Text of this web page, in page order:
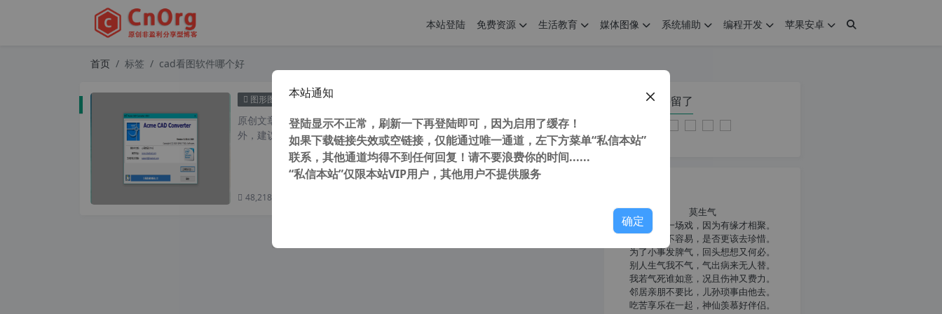
本站登陆 免费资源 生活教育 媒体图像 系统辅助 编程开发 苹果安卓
首页 标签 cad看图软件哪个好
图形图像 Acme CAD Converter 2023 8.10.6.1560 汉化中文版 小巧CAD看图软件 支持批量转换
原创文章，转载请注明： 转载自cnorg.12hp.de 注意：由于网站空间位于国
外，建议避开晚上的访问高峰期...
48,218 次浏览
您在本页停留了
莫生气
人生就像一场戏，因为有缘才相聚。
相扶到老不容易，是否更该去珍惜。
为了小事发脾气，回头想想又何必。
别人生气我不气，气出病来无人替。
我若气死谁如意，况且伤神又费力。
邻居亲朋不要比，儿孙琐事由他去。
吃苦享乐在一起，神仙羡慕好伴侣。
本站通知
登陆显示不正常，刷新一下再登陆即可，因为启用了缓存！
如果下载链接失效或空链接，仅能通过唯一通道，左下方菜单“私信本站”
联系，其他通道均得不到任何回复！请不要浪费你的时间......
“私信本站”仅限本站VIP用户，其他用户不提供服务
确定